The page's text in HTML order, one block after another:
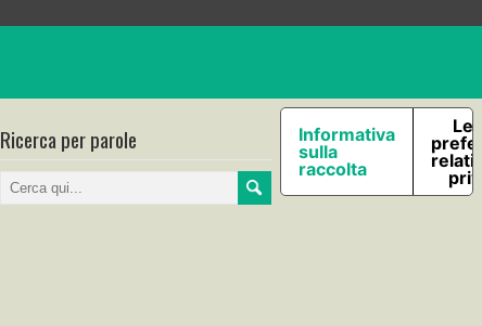
Ricerca per parole
Informativa
sulla
raccolta
Le